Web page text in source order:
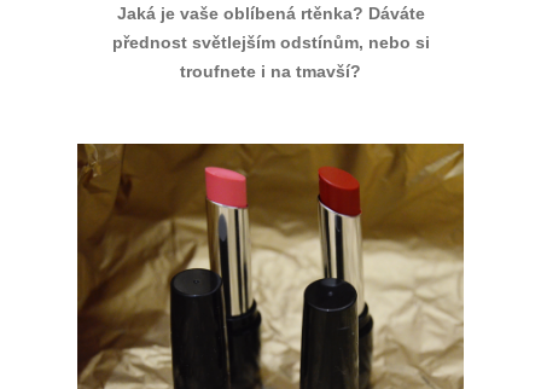
Jaká je vaše oblíbená rtěnka? Dáváte
přednost světlejším odstínům, nebo si
troufnete i na tmavší?